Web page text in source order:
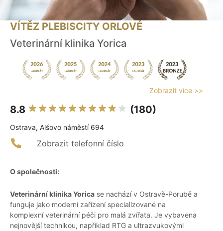
VÍTĚZ PLEBISCITY ORLOVÉ
Veterinární klinika Yorica
Zobrazit více >>
8.8 (180)
Ostrava, Alšovo náměstí 694
Zobrazit telefonní číslo
O společnosti:
Veterinární klinika Yorica se nachází v Ostravě-Porubě a
funguje jako moderní zařízení specializované na
komplexní veterinární péči pro malá zvířata. Je vybavena
nejnovější technikou, například RTG a ultrazvukovými